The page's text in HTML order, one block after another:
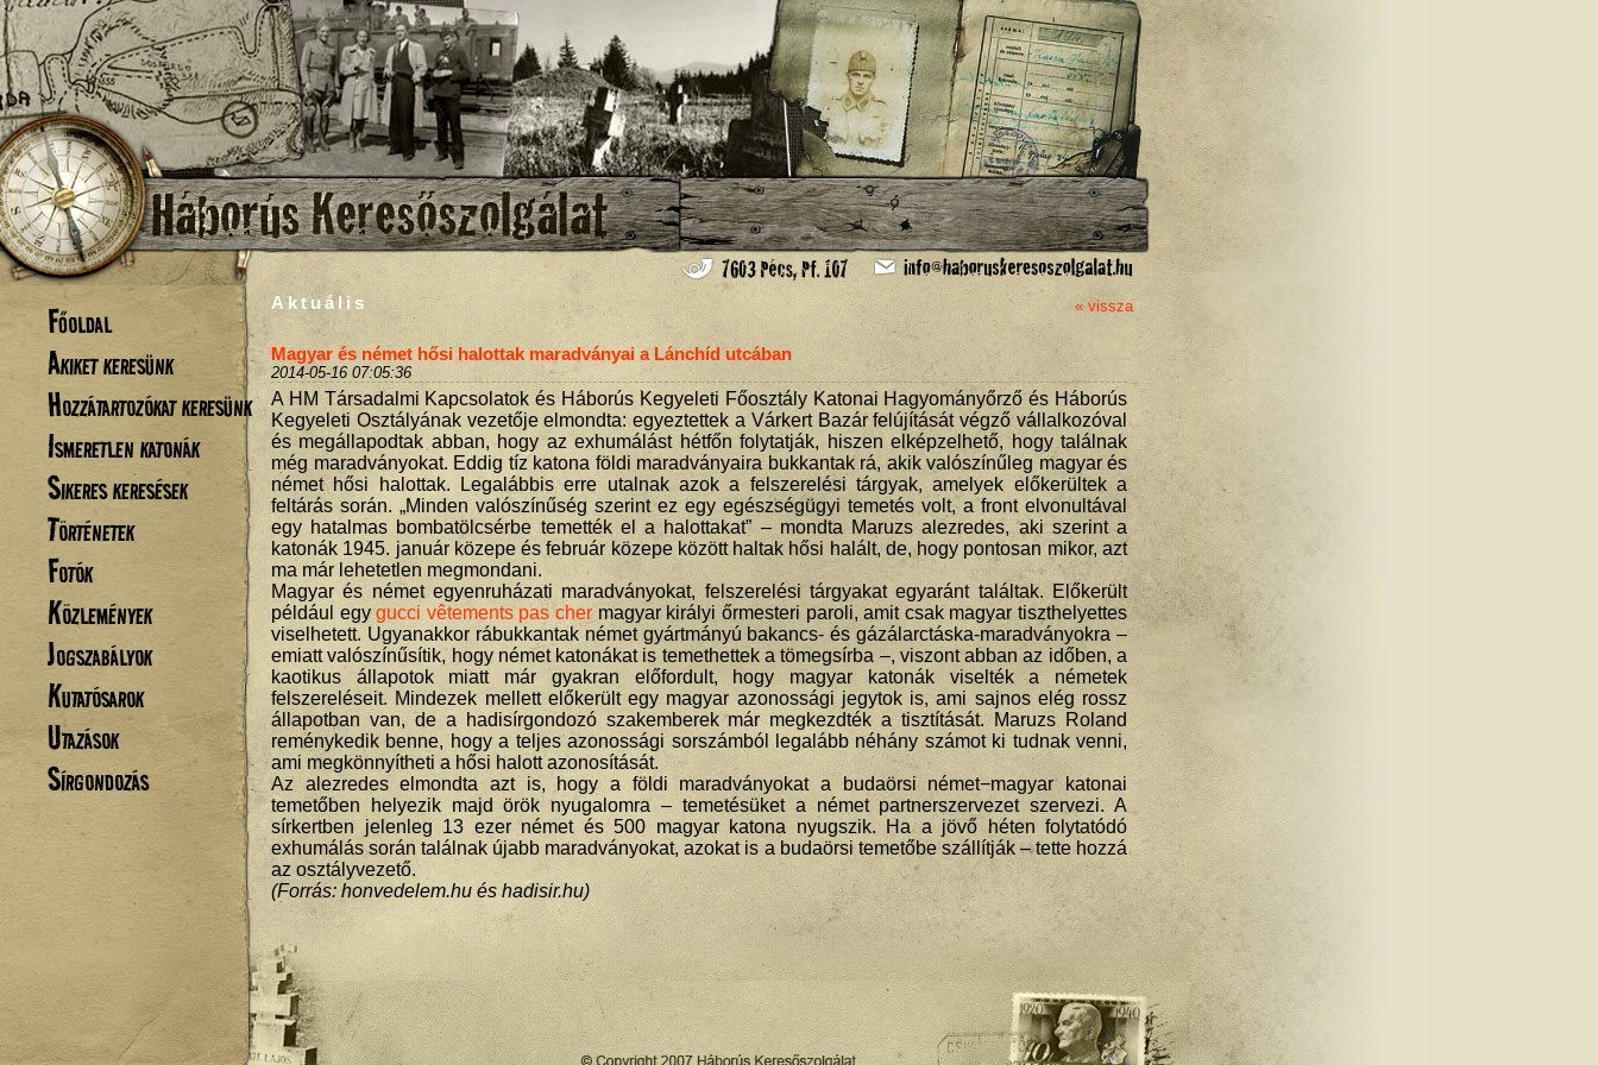
Főoldal
Akiket keresünk
Hozzátartozókat keresünk
Ismeretlen katonák
Sikeres keresések
Történetek
Fotók
Közlemények
Jogszabályok
Kutatósarok
Utazások
Sírgondozás
« vissza
Aktuális
Magyar és német hősi halottak maradványai a Lánchíd utcában
2014-05-16 07:05:36
A HM Társadalmi Kapcsolatok és Háborús Kegyeleti Főosztály Katonai Hagyományőrző és Háborús
Kegyeleti Osztályának vezetője elmondta: egyeztettek a Várkert Bazár felújítását végző vállalkozóval
és megállapodtak abban, hogy az exhumálást hétfőn folytatják, hiszen elképzelhető, hogy találnak
még maradványokat. Eddig tíz katona földi maradványaira bukkantak rá, akik valószínűleg magyar és
német hősi halottak. Legalábbis erre utalnak azok a felszerelési tárgyak, amelyek előkerültek a
feltárás során. „Minden valószínűség szerint ez egy egészségügyi temetés volt, a front elvonultával
egy hatalmas bombatölcsérbe temették el a halottakat” – mondta Maruzs alezredes, aki szerint a
katonák 1945. január közepe és február közepe között haltak hősi halált, de, hogy pontosan mikor, azt
ma már lehetetlen megmondani.
Magyar és német egyenruházati maradványokat, felszerelési tárgyakat egyaránt találtak. Előkerült
például egygucci vêtements pas cher magyar királyi őrmesteri paroli, amit csak magyar tiszthelyettes
viselhetett. Ugyanakkor rábukkantak német gyártmányú bakancs- és gázálarctáska-maradványokra –
emiatt valószínűsítik, hogy német katonákat is temethettek a tömegsírba –, viszont abban az időben, a
kaotikus állapotok miatt már gyakran előfordult, hogy magyar katonák viselték a németek
felszereléseit. Mindezek mellett előkerült egy magyar azonossági jegytok is, ami sajnos elég rossz
állapotban van, de a hadisírgondozó szakemberek már megkezdték a tisztítását. Maruzs Roland
reménykedik benne, hogy a teljes azonossági sorszámból legalább néhány számot ki tudnak venni,
ami megkönnyítheti a hősi halott azonosítását.
Az alezredes elmondta azt is, hogy a földi maradványokat a budaörsi német−magyar katonai
temetőben helyezik majd örök nyugalomra – temetésüket a német partnerszervezet szervezi. A
sírkertben jelenleg 13 ezer német és 500 magyar katona nyugszik. Ha a jövő héten folytatódó
exhumálás során találnak újabb maradványokat, azokat is a budaörsi temetőbe szállítják – tette hozzá
az osztályvezető.
(Forrás: honvedelem.hu és hadisir.hu)